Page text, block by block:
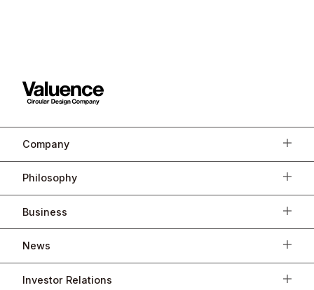
Company
Philosophy
Business
News
Investor Relations